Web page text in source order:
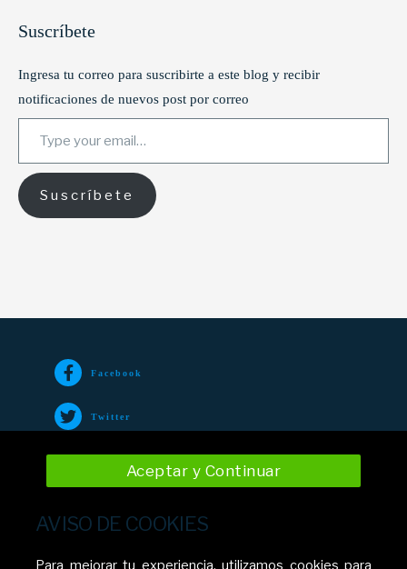
Suscríbete
Ingresa tu correo para suscribirte a este blog y recibir
notificaciones de nuevos post por correo
Type your email…
Suscríbete
Facebook
Twitter
AVISO DE COOKIES
Para mejorar tu experiencia, utilizamos cookies para
Aceptar y Continuar